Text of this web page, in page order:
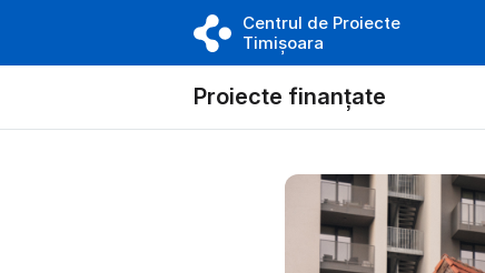
Centrul de Proiecte
Timișoara
Proiecte finanțate